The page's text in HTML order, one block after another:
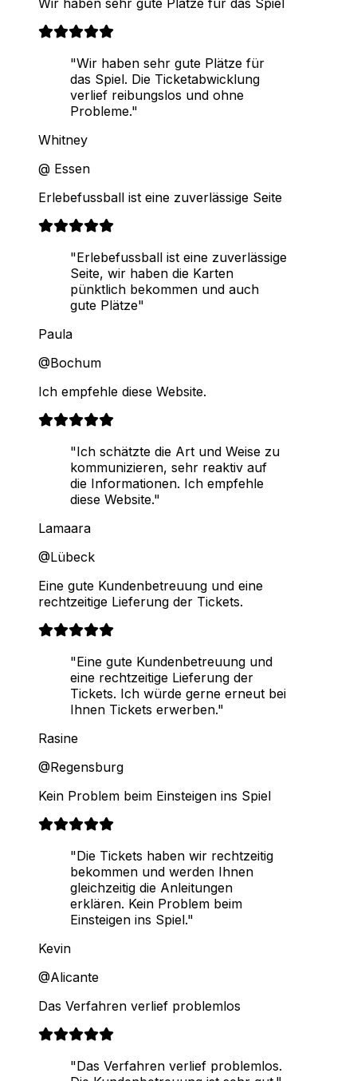
"Wir haben sehr gute Plätze für
das Spiel. Die Ticketabwicklung
verlief reibungslos und ohne
Probleme."
Whitney
@ Essen
Erlebefussball ist eine zuverlässige Seite
"Erlebefussball ist eine zuverlässige
Seite, wir haben die Karten
pünktlich bekommen und auch
gute Plätze"
Paula
@Bochum
Ich empfehle diese Website.
"Ich schätzte die Art und Weise zu
kommunizieren, sehr reaktiv auf
die Informationen. Ich empfehle
diese Website."
Lamaara
@Lübeck
Eine gute Kundenbetreuung und eine
rechtzeitige Lieferung der Tickets.
"Eine gute Kundenbetreuung und
eine rechtzeitige Lieferung der
Tickets. Ich würde gerne erneut bei
Ihnen Tickets erwerben."
Rasine
@Regensburg
Kein Problem beim Einsteigen ins Spiel
"Die Tickets haben wir rechtzeitig
bekommen und werden Ihnen
gleichzeitig die Anleitungen
erklären. Kein Problem beim
Einsteigen ins Spiel."
Kevin
@Alicante
Das Verfahren verlief problemlos
"Das Verfahren verlief problemlos.